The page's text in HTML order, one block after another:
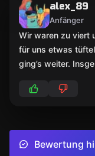
alex_89
Anfänger
Wir waren zu viert
für uns etwas
ging’s weiter.
Bewertung